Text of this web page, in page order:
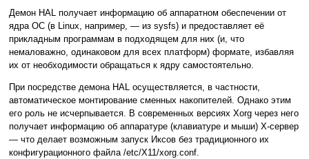
Демон HAL получает информацию об аппаратном обеспечении от
ядра ОС (в Linux, например, — из sysfs) и предоставляет её
прикладным программам в подходящем для них (и, что
немаловажно, одинаковом для всех платформ) формате, избавляя
их от необходимости обращаться к ядру самостоятельно.
При посредстве демона HAL осуществляется, в частности,
автоматическое монтирование сменных накопителей. Однако этим
его роль не исчерпывается. В современных версиях Xorg через него
получает информацию об аппаратуре (клавиатуре и мыши) X-сервер
— что делает возможным запуск Иксов без традиционного их
конфигурационного файла /etc/X11/xorg.conf.